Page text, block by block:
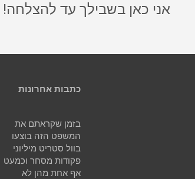
אני כאן בשבילך עד להצלחה!
כתבות אחרונות
בזמן שקראתם את
המשפט הזה בוצעו
בוול סטריט מיליוני
פקודות מסחר וכמעט
אף אחת מהן לא